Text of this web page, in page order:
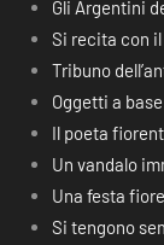
Gli Argentini
Si recita con
Tribuno
Oggetti a
Il poeta
Un vandalo
Una festa
Si tengono